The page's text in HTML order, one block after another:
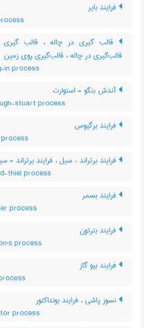
فرایند بایر
قالب گیری در چاله ، قالب
قالب‌گیری در چاله ، قالب‌گیری روی زمین
in process
آندش بنگو - استوارت
stuart process
فرایند برگیوس
فرایند برتراند – سیل ، فرایند برتراند -
thiel process
فرایند بسمر
process
فرایند بترتون
process
فرایند بیو گاز
نسوز پاشی ، فرایند بونداکتور
process